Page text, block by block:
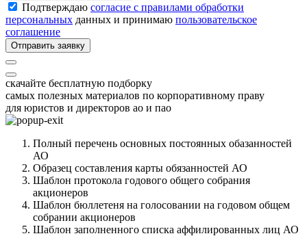
Подтверждаю согласие с правилами обработки
персональных данных и принимаю пользовательское
соглашение
Отправить заявку
скачайте бесплатную подборку
самых полезных материалов по корпоративному праву
для юристов и директоров ао и пао
Полный перечень основных постоянных обазанностей
АО
Образец составления карты обязанностей АО
Шаблон протокола годового общего собрания
акционеров
Шаблон бюллетеня на голосовании на годовом общем
собрании акционеров
Шаблон заполненного списка аффилированных лиц АО